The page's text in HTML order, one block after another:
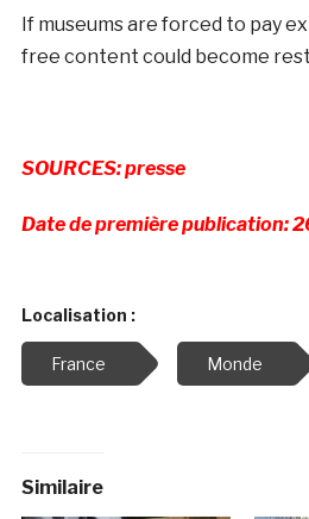
If museums are forced to pay
free content could become
SOURCES: presse
Date de première publication:
Localisation :
France Monde
Similaire